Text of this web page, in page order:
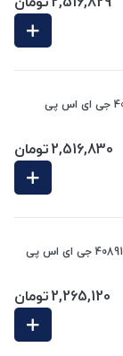
2,516,830تومان
2,265,120تومان